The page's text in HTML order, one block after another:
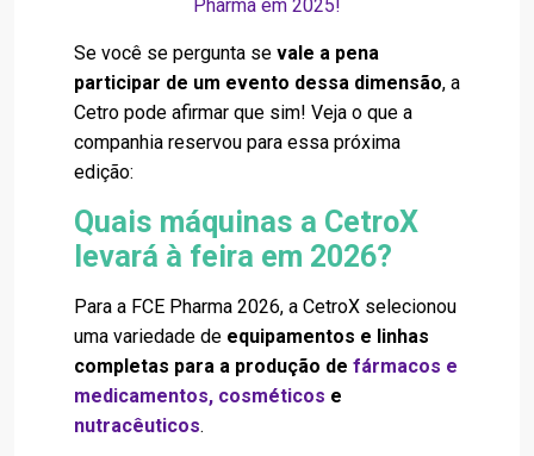
Pharma em 2025!
Se você se pergunta se vale a pena
participar de um evento dessa dimensão, a
Cetro pode afirmar que sim! Veja o que a
companhia reservou para essa próxima
edição:
Quais máquinas a CetroX
levará à feira em 2026?
Para a FCE Pharma 2026, a CetroX selecionou
uma variedade de equipamentos e linhas
completas para a produção de fármacos e
medicamentos, cosméticos e
nutracêuticos.